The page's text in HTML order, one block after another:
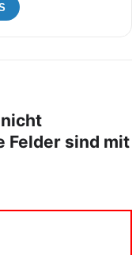
Felder sind mit